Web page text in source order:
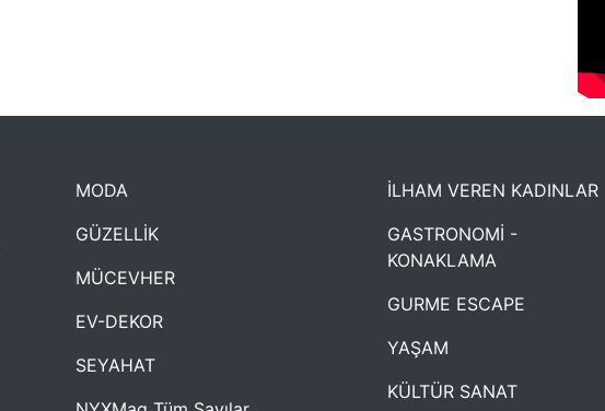
MODA
GÜZELLİK
MÜCEVHER
EV-DEKOR
SEYAHAT
İLHAM VEREN KADINLAR
GASTRONOMİ -
KONAKLAMA
GURME ESCAPE
YAŞAM
KÜLTÜR SANAT